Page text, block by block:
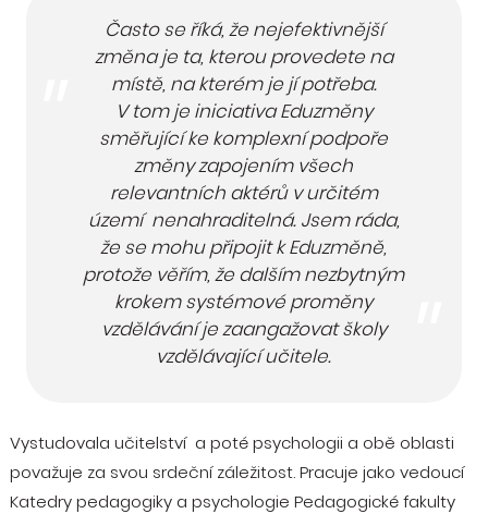
Často se říká, že nejefektivnější
změna je ta, kterou provedete na
místě, na kterém je jí potřeba.
V tom je iniciativa Eduzměny
směřující ke komplexní podpoře
změny zapojením všech
relevantních aktérů v určitém
území nenahraditelná. Jsem ráda,
že se mohu připojit k Eduzměně,
protože věřím, že dalším nezbytným
krokem systémové proměny
vzdělávání je zaangažovat školy
vzdělávající učitele.
Vystudovala učitelství a poté psychologii a obě oblasti
považuje za svou srdeční záležitost. Pracuje jako vedoucí
Katedry pedagogiky a psychologie Pedagogické fakulty